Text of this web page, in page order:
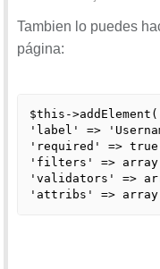
Tambien lo puedes
página:
$this-
'label' =>
'required' =>
'filters' =>
'validators' =>